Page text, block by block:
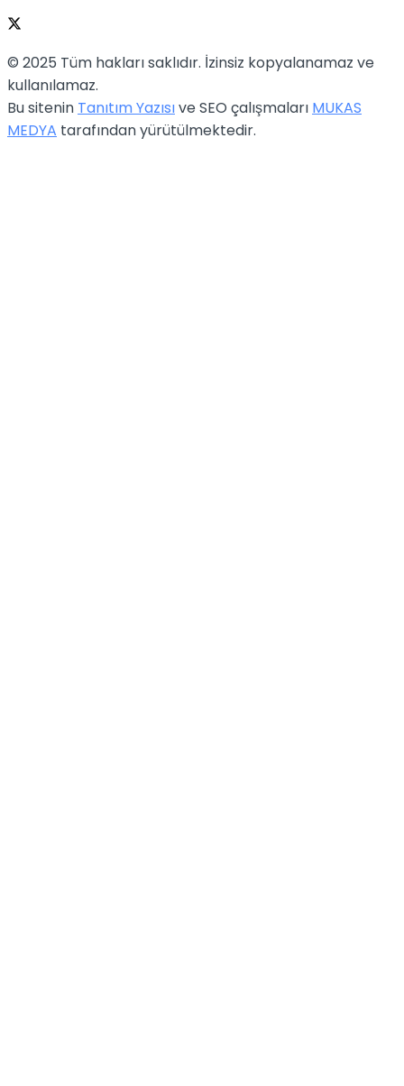
© 2025 Tüm hakları saklıdır. İzinsiz kopyalanamaz ve
kullanılamaz.
Bu sitenin Tanıtım Yazısıve SEO çalışmaları MUKAS
MEDYA tarafından yürütülmektedir.